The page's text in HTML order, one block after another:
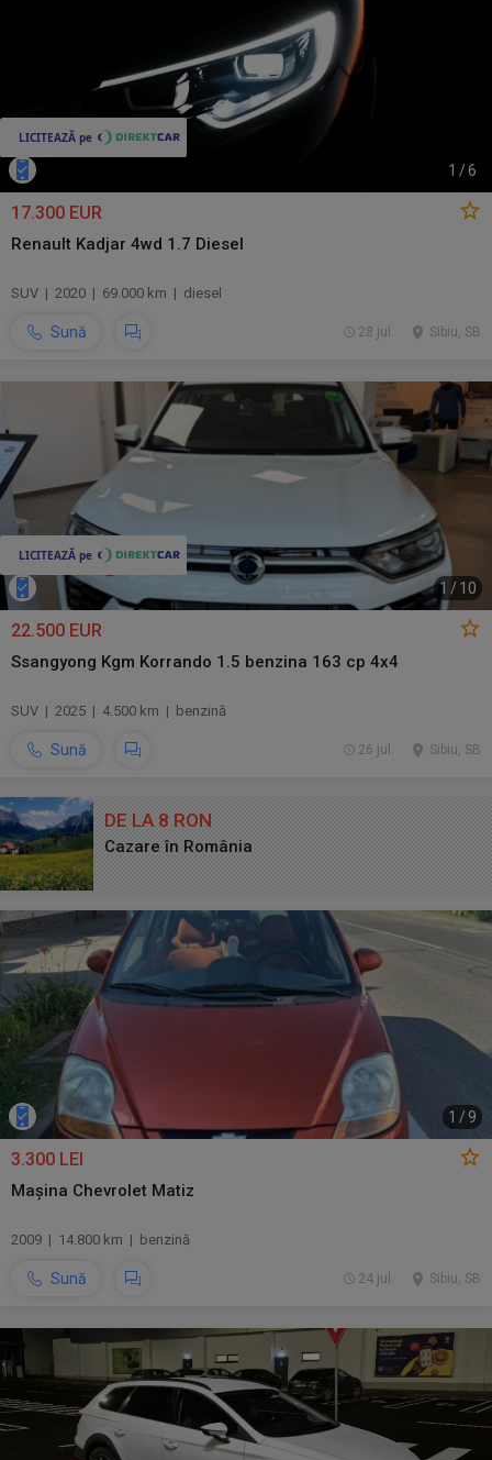
1 /6
17.300 EUR
Renault Kadjar 4wd 1.7 Diesel
SUV | 2020 | 69.000 km | diesel
Sună Sibiu, SB
28 jul.
1 / 10
22.500 EUR
Ssangyong Kgm Korrando 1.5 benzina 163 cp 4x4
SUV | 2025 | 4.500 km | benzină
Sună Sibiu, SB
26 jul.
DE LA 8 RON
Cazare în România
1 / 9
3.300 LEI
Mașina Chevrolet Matiz
2009 | 14.800 km | benzină
Sună Sibiu, SB
24 jul.